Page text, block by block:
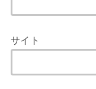
サイト